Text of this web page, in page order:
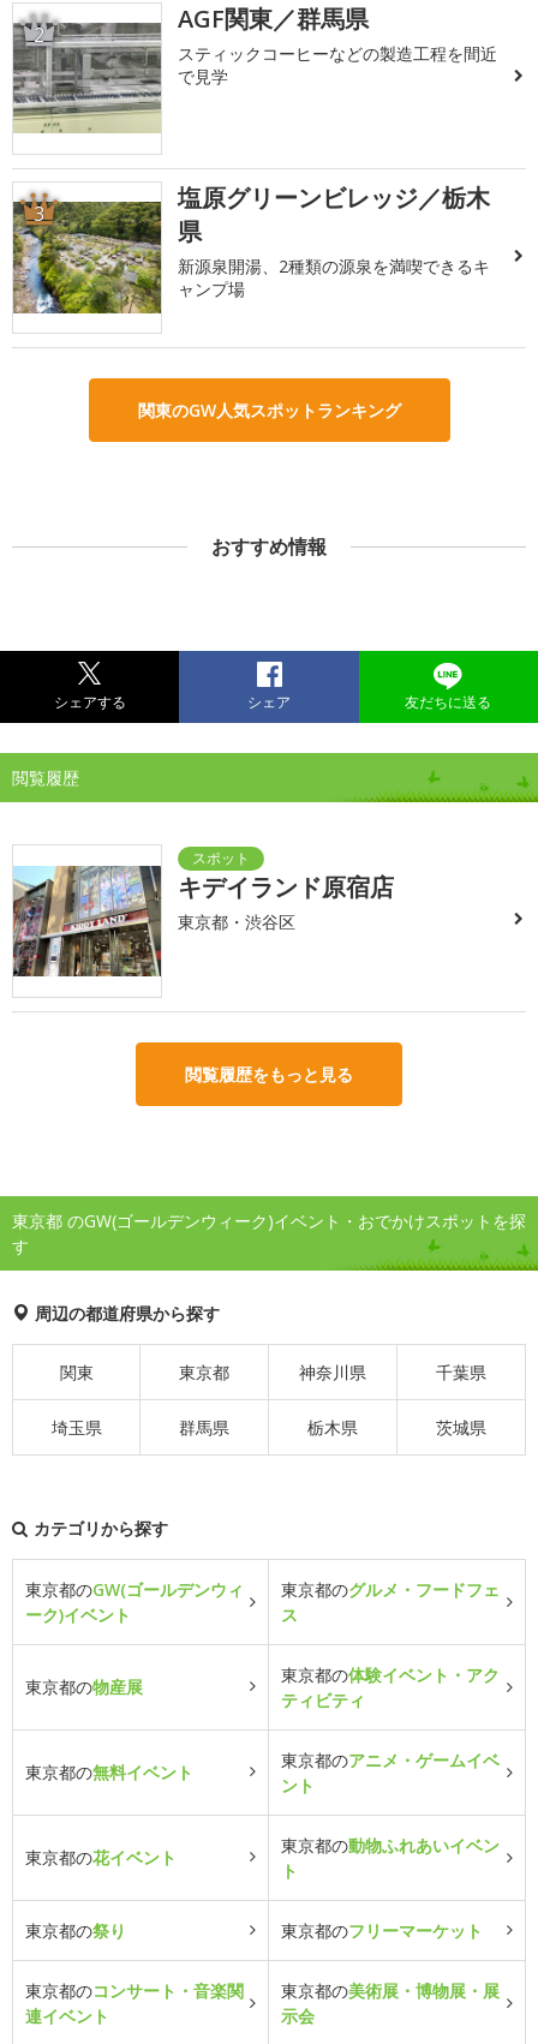
2 AGF関東／群馬県
スティックコーヒーなどの製造工程を間近
で見学
3
塩原グリーンビレッジ／栃木
県
新源泉開湯、2種類の源泉を満喫できるキ
ャンプ場
関東のGW人気スポットランキング
おすすめ情報
シェアする シェア 友だちに送る
閲覧履歴
キデイランド原宿店
東京都・渋谷区
閲覧履歴をもっと見る
東京都 のGW(ゴールデンウィーク)イベント・おでかけスポットを探
す
周辺の都道府県から探す
関東 東京都 神奈川県 千葉県
埼玉県 群馬県 栃木県 茨城県
カテゴリから探す
東京都のGW(ゴールデンウィ
ーク)イベント
東京都のグルメ・フードフェ
ス
東京都の物産展
東京都の体験イベント・アク
ティビティ
東京都の無料イベント
東京都のアニメ・ゲームイベ
ント
東京都の花イベント
東京都の動物ふれあいイベン
ト
東京都の祭り 東京都のフリーマーケット
東京都のコンサート・音楽関
連イベント
東京都の美術展・博物展・展
示会